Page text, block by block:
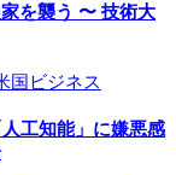
を襲う 〜 技術大
国ビジネス
工知能」に嫌悪感